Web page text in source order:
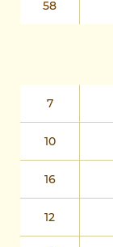
58
7
10
16
12